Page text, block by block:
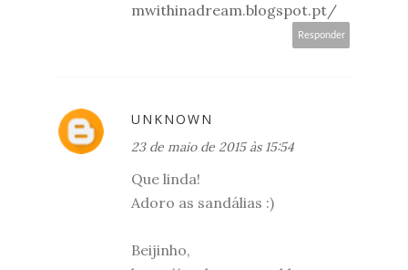
mwithinadream.blogspot.pt/
Responder
UNKNOWN
23 de maio de 2015 às 15:54
Que linda!
Adoro as sandálias :)
Beijinho,